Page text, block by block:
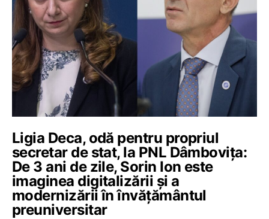
Ligia Deca, odă pentru propriul
secretar de stat, la PNL Dâmbovița:
De 3 ani de zile, Sorin Ion este
imaginea digitalizării și a
modernizării în învățământul
preuniversitar